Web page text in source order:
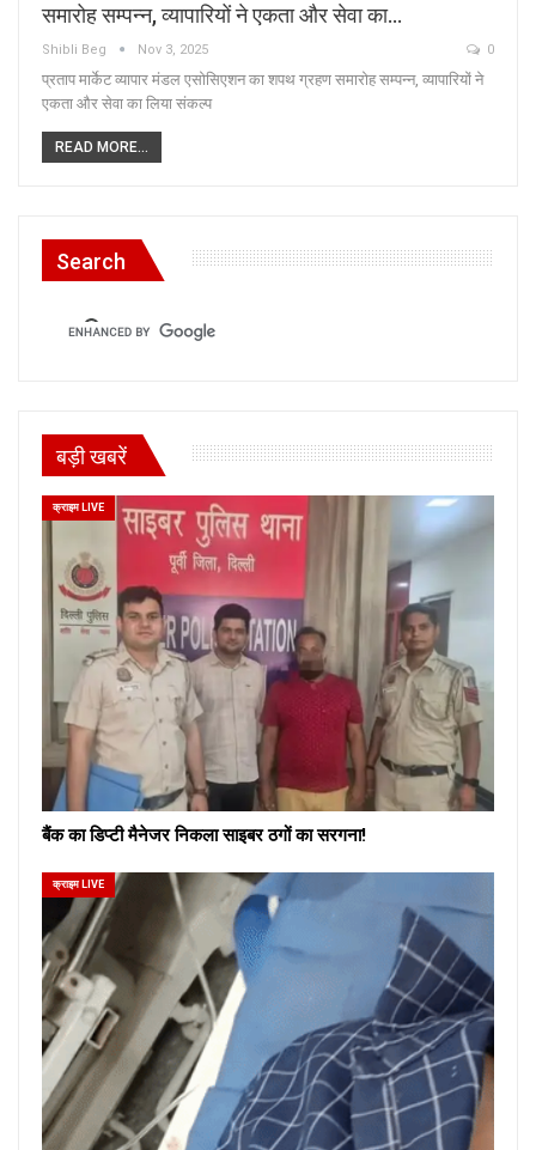
समारोह सम्पन्न, व्यापारियों ने एकता और सेवा का…
Shibli Beg Nov 3, 2025 0
प्रताप मार्केट व्यापार मंडल एसोसिएशन का शपथ ग्रहण समारोह सम्पन्न, व्यापारियों ने
एकता और सेवा का लिया संकल्प
READ MORE...
Search
बड़ी खबरें
क्राइम LIVE
बैंक का डिप्टी मैनेजर निकला साइबर ठगों का सरगना!
क्राइम LIVE